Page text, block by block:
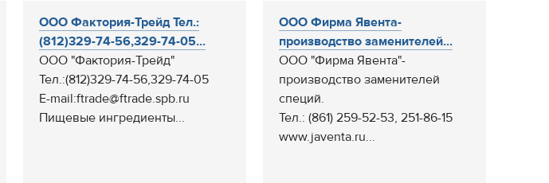
ООО Фактория-Трейд Тел.:
(812)329-74-56,329-74-05...
ООО "Фактория-Трейд"
Тел.:(812)329-74-56,329-74-05
E-mail:ftrade@ftrade.spb.ru
Пищевые ингредиенты...
ООО Фирма Явента-
производство заменителей...
ООО "Фирма Явента"-
производство заменителей
специй.
Тел.: (861) 259-52-53, 251-86-15
www.javenta.ru...